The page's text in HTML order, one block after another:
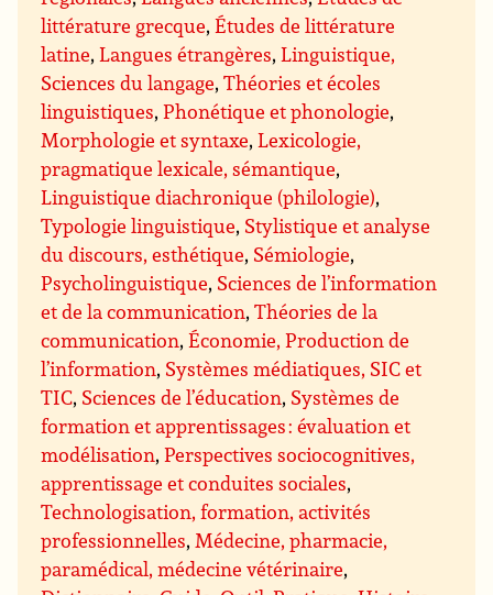
littérature grecque,Études de littérature
latine,Langues étrangères,Linguistique,
Sciences du langage,Théories et écoles
linguistiques,Phonétique et phonologie,
Morphologie et syntaxe,Lexicologie,
pragmatique lexicale, sémantique,
Linguistique diachronique (philologie),
Typologie linguistique, Stylistique et analyse
du discours, esthétique, Sémiologie,
Psycholinguistique, Sciences de l’information
et de la communication,Théories de la
communication,Économie, Production de
l’information, Systèmes médiatiques, SIC et
TIC, Sciences de l’éducation, Systèmes de
formation et apprentissages : évaluation et
modélisation,Perspectives sociocognitives,
apprentissage et conduites sociales,
Technologisation, formation, activités
professionnelles, Médecine, pharmacie,
paramédical, médecine vétérinaire,